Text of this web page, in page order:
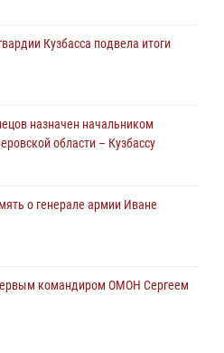
повредившего имущество
действия и защитили
знакомого
Кузбасса подвела итоги
назначен начальником
области – Кузбассу
о генерале армии Иване
командиром ОМОН Сергеем